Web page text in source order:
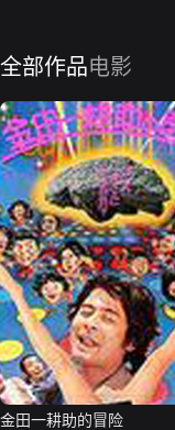
全部作品电影
金田一耕助的冒险